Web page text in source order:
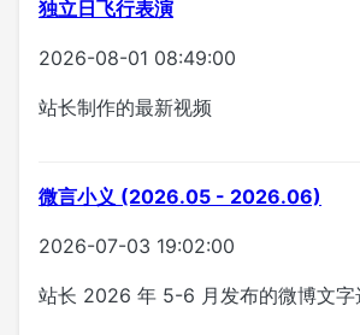
独立日飞行表演
2026-08-01 08:49:00
站长制作的最新视频
微言小义 (2026.05 - 2026.06)
2026-07-03 19:02:00
站长 2026 年 5-6 月发布的微博文字